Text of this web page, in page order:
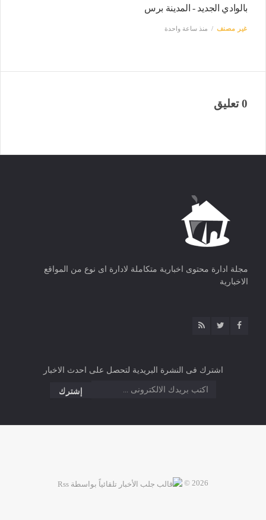
بالوادي الجديد - المدينة برس
غير مصنف منذ ساعة واحدة
0 تعليق
مجلة ادارة محتوى اخبارية متكاملة لادارة اى نوع من المواقع
الاخبارية
اشترك فى النشرة البريدية لتحصل على احدث الاخبار
2026 ©